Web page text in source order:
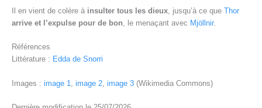
Il en vient de colère à insulter tous les dieux , jusqu’à ce que Thor
arrive et l’expulse pour de bon , le menaçant avec Mjöllnir.
Références
Littérature : Edda de Snorri
Images : image 1 image 2 image 3 (Wikimedia Commons)